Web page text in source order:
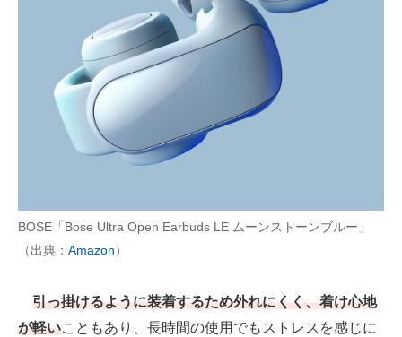
BOSE「Bose Ultra Open Earbuds LE ムーンストーンブルー」
（出典： Amazon）
引っ掛けるように装着するため外れにくく、着け心地
が軽いこともあり、長時間の使用でもストレスを感じに